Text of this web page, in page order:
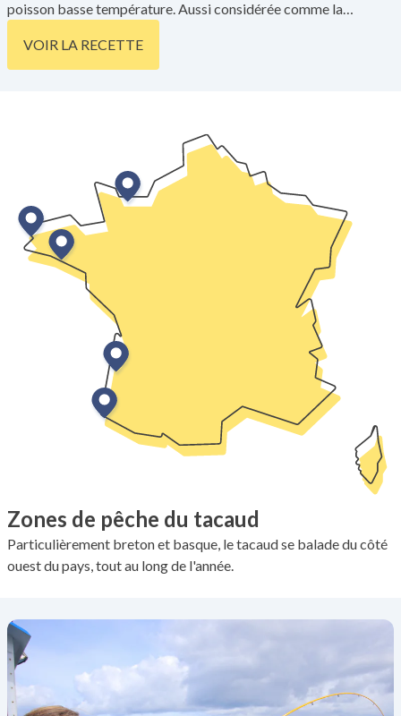
poisson basse température. Aussi considérée comme la
poisson et qui ont tout de même envie de se régaler.
VOIR LA RECETTE
Zones de pêche du tacaud
Particulièrement breton et basque, le tacaud se balade du côté
ouest du pays, tout au long de l'année.